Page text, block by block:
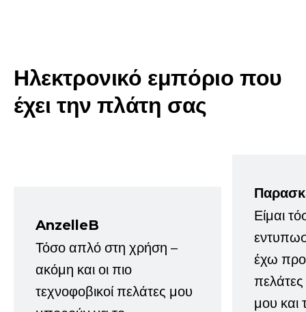
Ηλεκτρονικό εμπόριο που
έχει την πλάτη σας
AnzelleB
Τόσο απλό στη χρήση –
ακόμη και οι πιο
τεχνοφοβικοί πελάτες μου
Είμαι
έχω
μου και